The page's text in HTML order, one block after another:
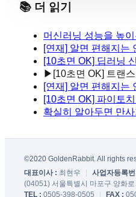
📚 더 읽기
머신러닝 성능을 높
[연재] 알면 편해지
[10초면 OK] 딥러닝
▶ [10초면 OK] 트랜
[연재] 알면 편해지
[10초면 OK] 파이토
확실히 알아두면 만
©2020 GoldenRabbit. All rights
대표이사 : 최현우 | 사업자등록
(04051) 서울특별시 마포구 양화
TEL : 0505-398-0505 | FAX :